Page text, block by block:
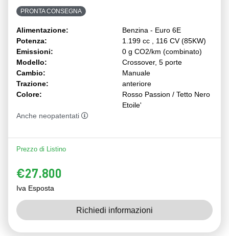
PRONTA CONSEGNA
Alimentazione:
Benzina - Euro 6E
Potenza:
1.199 cc , 116 CV (85KW)
Emissioni:
0 g CO2/km (combinato)
Modello:
Crossover, 5 porte
Cambio:
Manuale
Trazione:
anteriore
Colore:
Rosso Passion / Tetto Nero
Etoile'
Anche neopatentati
Prezzo di Listino
€27.800
Iva Esposta
Richiedi informazioni